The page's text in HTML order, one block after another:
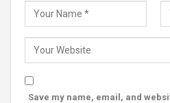
Save my name, email, and